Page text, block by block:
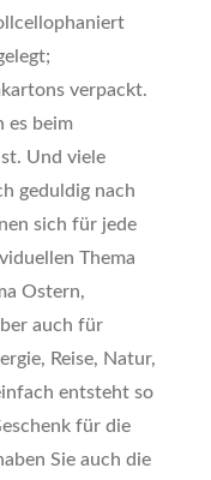
verpackt.
es beim
Und viele
geduldig nach
sich für jede
Thema
Ostern,
auch für
Reise, Natur,
entsteht so
für die
Sie auch die